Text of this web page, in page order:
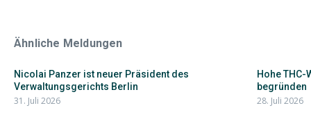
Ähnliche Meldungen
Nicolai Panzer ist neuer Präsident des
Verwaltungsgerichts Berlin
31. Juli 2026
Hohe
begründen
28. Juli 2026